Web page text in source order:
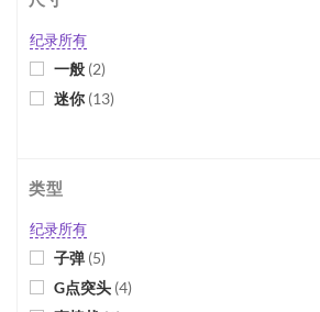
纪录所有
一般 (2)
迷你(13)
类型
纪录所有
子弹 (5)
G点突头 (4)